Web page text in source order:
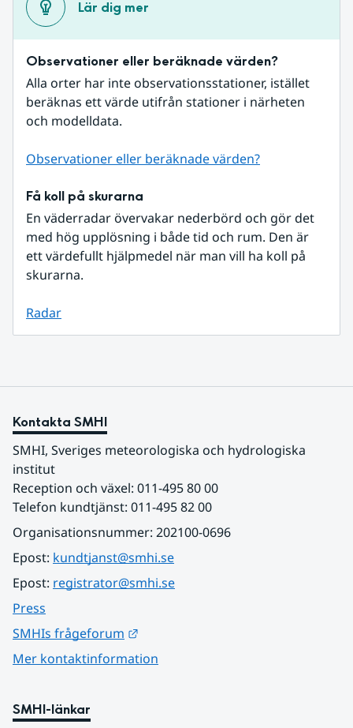
Lär dig mer
Observationer eller beräknade värden?
Alla orter har inte observationsstationer, istället
beräknas ett värde utifrån stationer i närheten
och modelldata.
Observationer eller beräknade värden?
Få koll på skurarna
En väderradar övervakar nederbörd och gör det
med hög upplösning i både tid och rum. Den är
ett värdefullt hjälpmedel när man vill ha koll på
skurarna.
Radar
Kontakta SMHI
SMHI, Sveriges meteorologiska och hydrologiska
institut
Reception och växel: 011-495 80 00
Telefon kundtjänst: 011-495 82 00
Organisationsnummer: 202100-0696
Epost: kundtjanst@smhi.se
Epost: registrator@smhi.se
Press
SMHIs frågeforum
Mer kontaktinformation
SMHI-länkar